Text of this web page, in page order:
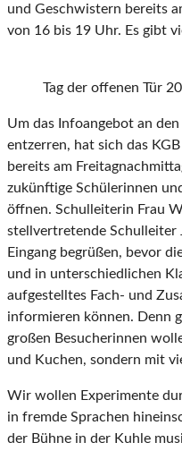
und Geschwistern bereits
von 16 bis 19 Uhr. Es gibt
Tag der offenen Tür
Um das Infoangebot an
entzerren, hat sich das
bereits am
zukünftige Schülerinnen
öffnen. Schulleiterin Frau
stellvertretende Schulleiter
Eingang begrüßen, bevor
und in unterschiedlichen
aufgestelltes Fach- und
informieren können. Denn
großen Besucherinnen
und Kuchen, sondern mit
Wir wollen Experimente
in fremde Sprachen
der Bühne in der Kuhle